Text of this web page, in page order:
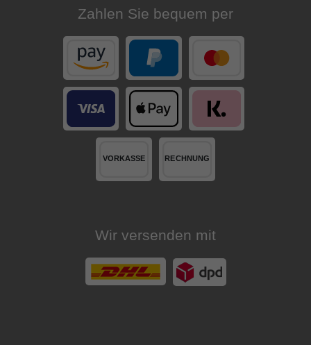
Zahlen Sie bequem per
Wir versenden mit